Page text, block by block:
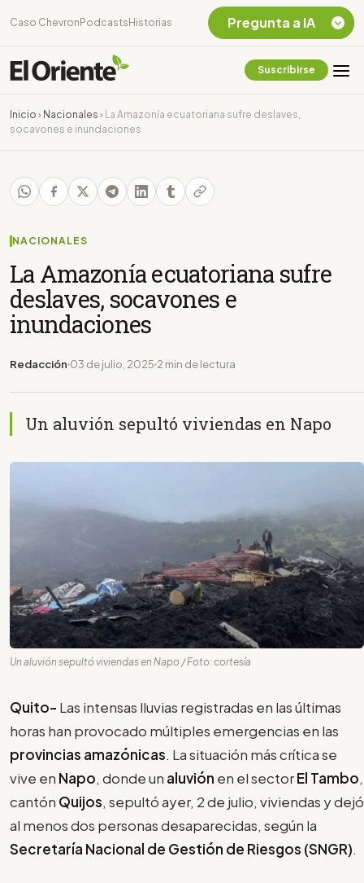
Caso Chevron Podcasts Historias
Suscribirse
Inicio › Nacionales ›
La Amazonía ecuatoriana sufre deslaves,
socavones e inundaciones
NACIONALES
La Amazonía ecuatoriana sufre
deslaves, socavones e
inundaciones
Redacción 03 de julio, 2025 2 min de lectura
Un aluvión sepultó viviendas en Napo
Un aluvión sepultó viviendas en Napo / Foto: cortesía
Quito- Las intensas lluvias registradas en las últimas
horas han provocado múltiples emergencias en las
provincias amazónicas. La situación más crítica se
vive en Napo, donde un aluvión en el sectorEl Tambo,
cantón Quijos, sepultó ayer, 2 de julio, viviendas y dejó
al menos dos personas desaparecidas, según la
Secretaría Nacional de Gestión de Riesgos (SNGR).
Pregunta a IA
Chevron Ecuador